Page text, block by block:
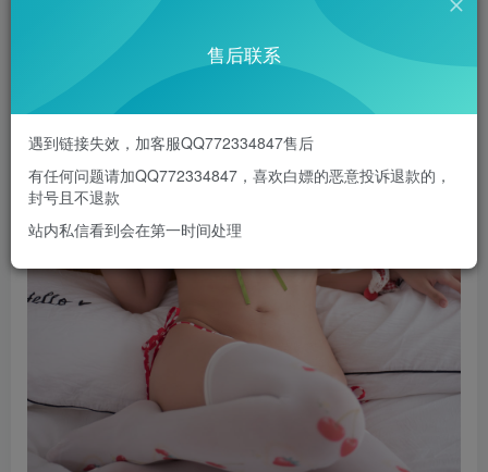
售后联系
遇到链接失效，加客服QQ772334847售后
有任何问题请加QQ772334847，喜欢白嫖的恶意投诉退款的，
封号且不退款
站内私信看到会在第一时间处理